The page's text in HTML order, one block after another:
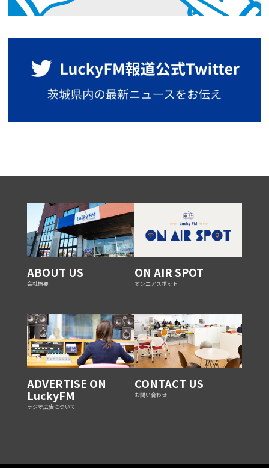
ABOUT US
会社概要
ON AIR SPOT
オンエアスポット
ADVERTISE ON
LuckyFM
ラジオ広告について
CONTACT US
お問い合わせ